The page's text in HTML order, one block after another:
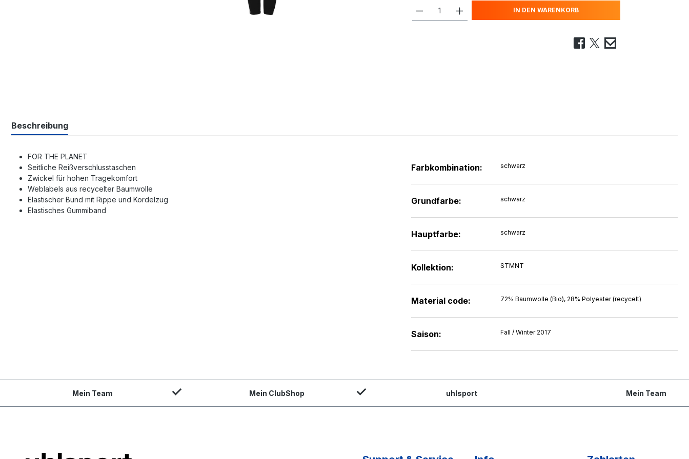
IN DEN WARENKORB
Beschreibung
FOR THE PLANET
Seitliche Reißverschlusstaschen
Zwickel für hohen Tragekomfort
Weblabels aus recycelter Baumwolle
Elastischer Bund mit Rippe und Kordelzug
Elastisches Gummiband
Farbkombination: schwarz
Grundfarbe: schwarz
Hauptfarbe: schwarz
Kollektion: STMNT
Material code: 72% Baumwolle (Bio), 28% Polyester (recycelt)
Saison: Fall / Winter 2017
Mein Team Mein ClubShop uhlsport Mein Team